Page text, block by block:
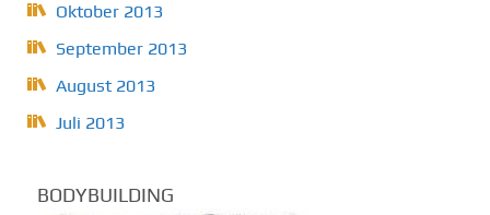
Oktober 2013
September 2013
August 2013
Juli 2013
BODYBUILDING